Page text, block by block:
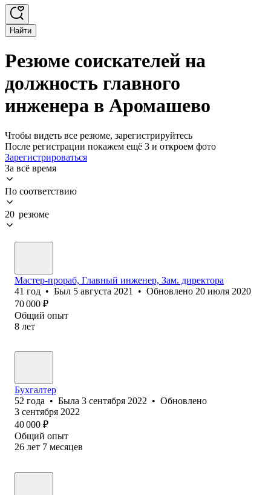
Найти
Резюме соискателей на
должность главного
инженера в Аромашево
Чтобы видеть все резюме, зарегистрируйтесь
После регистрации покажем ещё 3 и откроем фото
Зарегистрироваться
За всё время
По соответствию
20 резюме
Мастер-прораб, Главный инженер, Зам. директора
41 год • Был 5 августа 2021 • Обновлено 20 июля 2020
70 000 ₽
Общий опыт
8 лет
Бухгалтер
52 года • Была 3 сентября 2022 • Обновлено
3 сентября 2022
40 000 ₽
Общий опыт
26 лет 7 месяцев